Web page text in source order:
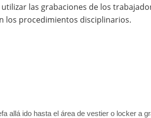
las grabaciones de los
los procedimientos disciplinarios.
allá ido hasta el área de vestier o locker a